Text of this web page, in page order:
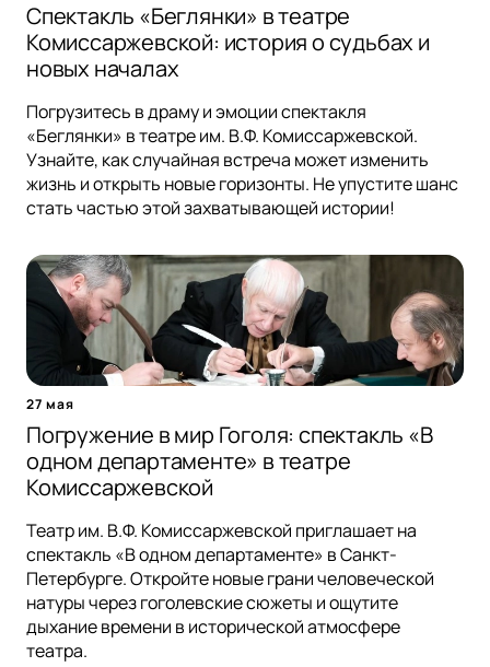
Спектакль «Беглянки» в театре
Комиссаржевской: история о судьбах и
новых началах
Погрузитесь в драму и эмоции спектакля
«Беглянки» в театре им. В.Ф. Комиссаржевской.
Узнайте, как случайная встреча может изменить
жизнь и открыть новые горизонты. Не упустите шанс
стать частью этой захватывающей истории!
27 мая
Погружение в мир Гоголя: спектакль «В
одном департаменте» в театре
Комиссаржевской
Театр им. В.Ф. Комиссаржевской приглашает на
спектакль «В одном департаменте» в Санкт-
Петербурге. Откройте новые грани человеческой
натуры через гоголевские сюжеты и ощутите
дыхание времени в исторической атмосфере
театра.